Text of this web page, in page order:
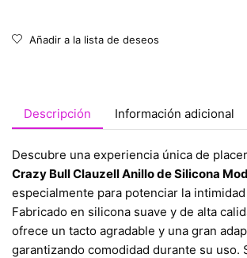
Añadir a la lista de deseos
Descripción Información adicional
Descubre una experiencia única de
Crazy Bull Clauzell Anillo de Silicona
especialmente para potenciar la
Fabricado en silicona suave y de alta
ofrece un tacto agradable y una gran
garantizando comodidad durante su uso.